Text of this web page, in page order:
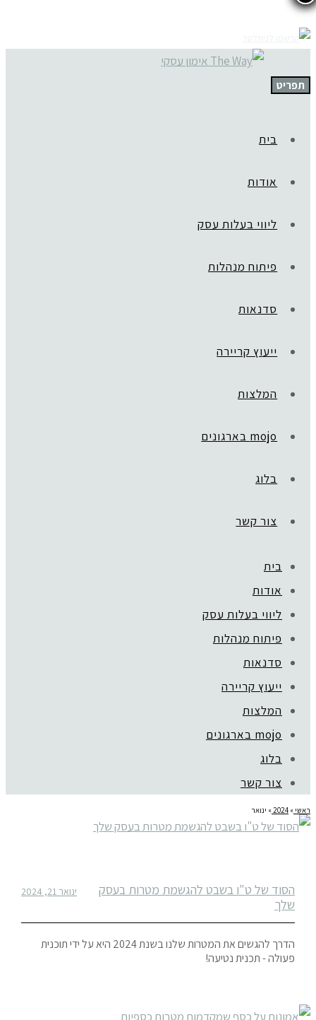
תפריט
בית
אודות
ליווי בעלות עסק
פיתוח מנהלות
סדנאות
ייעוץ קריירה
המלצות
mojo בארגונים
בלוג
צור קשר
בית
אודות
ליווי בעלות עסק
פיתוח מנהלות
סדנאות
ייעוץ קריירה
המלצות
mojo בארגונים
בלוג
צור קשר
ראשי »
2024
» ינואר
הסוד של ט"ו בשבט להגשמת מטרות בעסק
שלך
ינואר 21, 2024
הדרך להגשים את המטרות שלנו בשנת 2024 היא על ידי תוכנית
פעולה - תכנית נטיעה!